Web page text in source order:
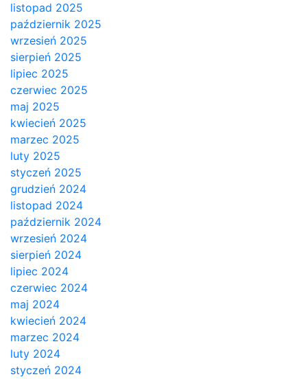
listopad 2025
październik 2025
wrzesień 2025
sierpień 2025
lipiec 2025
czerwiec 2025
maj 2025
kwiecień 2025
marzec 2025
luty 2025
styczeń 2025
grudzień 2024
listopad 2024
październik 2024
wrzesień 2024
sierpień 2024
lipiec 2024
czerwiec 2024
maj 2024
kwiecień 2024
marzec 2024
luty 2024
styczeń 2024